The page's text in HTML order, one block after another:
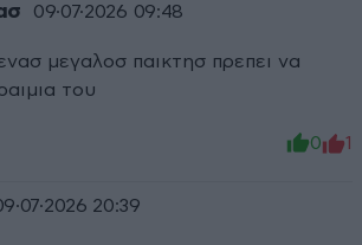
09·07·2026 09:48
μεγαλοσ παικτησ πρεπει να
του
0 1
20:39